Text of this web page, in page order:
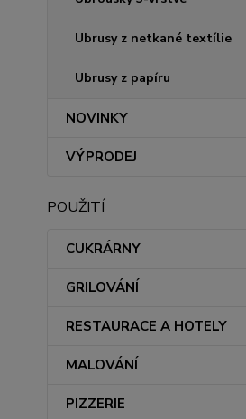
Ubrusy z netkané textílie
Ubrusy z papíru
NOVINKY
VÝPRODEJ
POUŽITÍ
CUKRÁRNY
GRILOVÁNÍ
RESTAURACE A HOTELY
MALOVÁNÍ
PIZZERIE